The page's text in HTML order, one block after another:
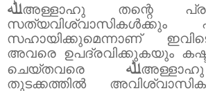
ﷲഅള്ളാഹു തന്റെ
സത്യവിശ്വാസികൾക്കും
സഹായിക്കുമെന്നാണ്
അവരെ ഉപദ്രവിക്കുകയും
ചെയ്തവരെ ﷲ
തുടക്കത്തിൽ